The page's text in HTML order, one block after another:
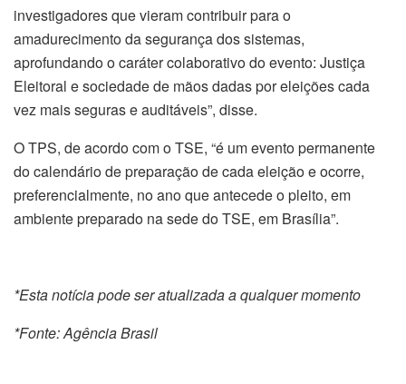
investigadores que vieram contribuir para o
amadurecimento da segurança dos sistemas,
aprofundando o caráter colaborativo do evento: Justiça
Eleitoral e sociedade de mãos dadas por eleições cada
vez mais seguras e auditáveis”, disse.
O TPS, de acordo com o TSE, “é um evento permanente
do calendário de preparação de cada eleição e ocorre,
preferencialmente, no ano que antecede o pleito, em
ambiente preparado na sede do TSE, em Brasília”.
*Esta notícia pode ser atualizada a qualquer momento
*Fonte: Agência Brasil